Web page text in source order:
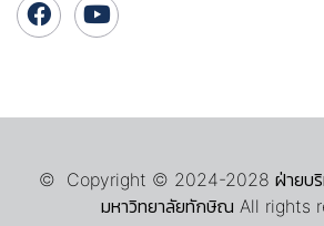
© Copyright © 2024-2028 ฝ่ายบริ
มหาวิทยาลัยทักษิณ All rights